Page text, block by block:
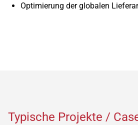
Optimierung der globalen
Typische Projekte /